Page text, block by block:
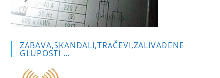
ZABAVA,SKANDALI,TRAČEVI,ZALIVAĐENE
GLUPOSTI …